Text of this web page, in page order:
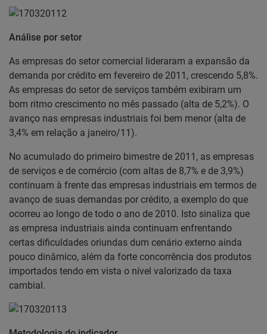
Análise por setor
As empresas do setor comercial lideraram a expansão da
demanda por crédito em fevereiro de 2011, crescendo 5,8%.
As empresas do setor de serviços também exibiram um
bom ritmo crescimento no mês passado (alta de 5,2%). O
avanço nas empresas industriais foi bem menor (alta de
3,4% em relação a janeiro/11).
No acumulado do primeiro bimestre de 2011, as empresas
de serviços e de comércio (com altas de 8,7% e de 3,9%)
continuam à frente das empresas industriais em termos de
avanço de suas demandas por crédito, a exemplo do que
ocorreu ao longo de todo o ano de 2010. Isto sinaliza que
as empresa industriais ainda continuam enfrentando
certas dificuldades oriundas dum cenário externo ainda
pouco dinâmico, além da forte concorrência dos produtos
importados tendo em vista o nível valorizado da taxa
cambial.